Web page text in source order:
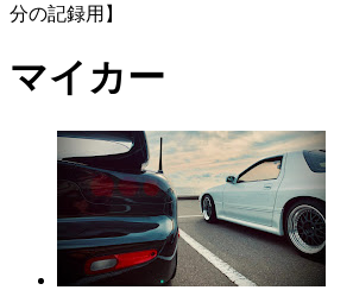
分の記録用】
マイカー